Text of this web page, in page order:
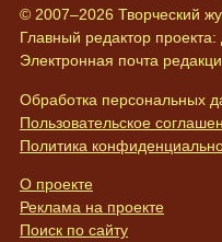
© 2007–2026 Творческий
Главный редактор проекта:
Электронная почта
Обработка персональных
Пользовательское
Политика
О проекте
Реклама на проекте
Поиск по сайту